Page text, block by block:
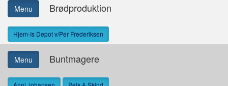
Menu Brødproduktion
Hjem-Is Depot v/Per Frederiksen
Menu Buntmagere